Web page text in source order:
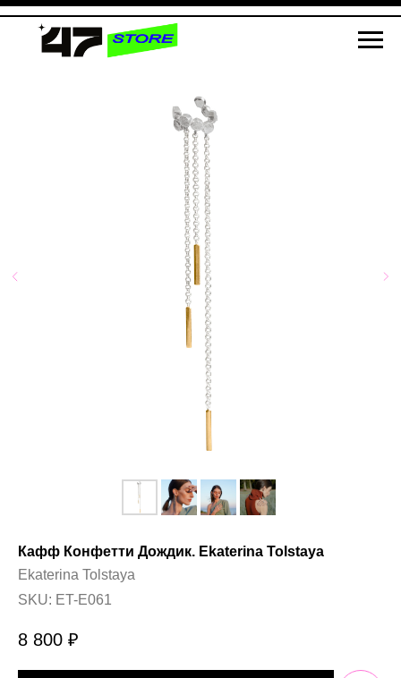
Кафф Конфетти Дождик. Ekaterina Tolstaya
Ekaterina Tolstaya
SKU: ET-E061
8 800 ₽